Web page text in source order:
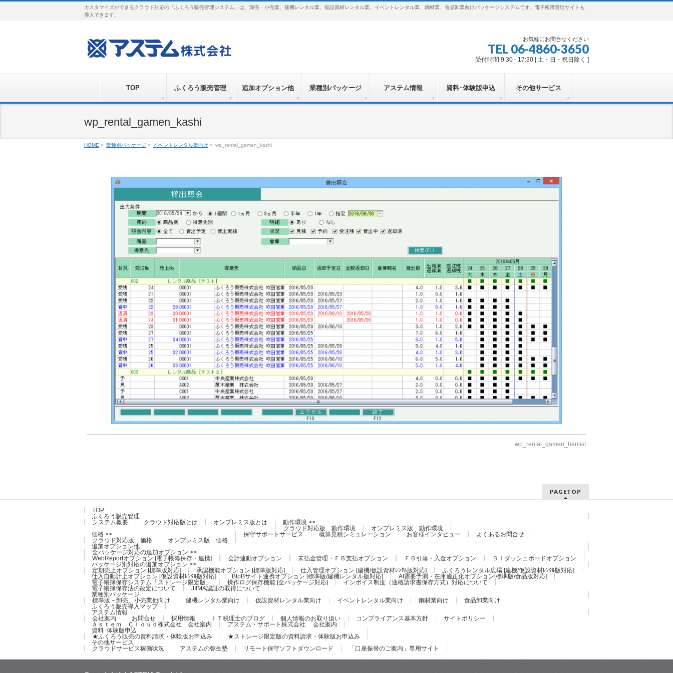
カスタマイズができるクラウド対応の「ふくろう販売管理システム」は、卸売・小売業、建機レンタル業、仮設資材レンタル業、イベントレンタル業、鋼材業、食品卸業向けパッケージシステムです。電子帳簿管理サイトも
導入できます。
お気軽にお問合せください
TEL 06-4860-3650
受付時間 9:30 - 17:30 [ 土・日・祝日除く ]
TOP ふくろう販売管理 追加オプション他 業種別パッケージ アステム情報 資料･体験版申込 その他サービス
wp_rental_gamen_kashi
HOME » 業種別パッケージ » イベントレンタル業向け » wp_rental_gamen_kashi
wp_rental_gamen_henlist
PAGETOP
TOP
ふくろう販売管理
システム概要
クラウド対応版とは オンプレミス版とは
動作環境 >>
クラウド対応版 動作環境
オンプレミス版 動作環境
価格 >>
クラウド対応版 価格
オンプレミス版 価格
保守サポートサービス 概算見積シミュレーション お客様インタビュー
よくあるお問合せ
追加オプション他
全パッケージ対応の追加オプション >>
WebReportオプション [電子帳簿保存・連携]
会計連動オプション 未払金管理・ＦＢ支払オプション ＦＢ引落・入金オプション
ＢＩダッシュボードオプション
パッケージ別対応の追加オプション >>
定期売上オプション [標準版対応]
承認機能オプション [標準版対応] 仕入管理オプション [建機/仮設資材ﾚﾝﾀﾙ版対応]
ふくろうレンタル広場 [建機/仮設資材ﾚﾝﾀﾙ版対応]
仕入自動計上オプション [仮設資材ﾚﾝﾀﾙ版対応]
BtoBサイト連携オプション [標準版/建機レンタル版対応]
AI需要予測・在庫適正化オプション[標準版/食品版対応]
電子帳簿保存システム「ストレージ限定版」
操作ログ保存機能 [全パッケージ対応]
インボイス制度（適格請求書保存方式）対応について
電子帳簿保存法の改定について
JIIMA認証の取得について
業種別パッケージ
標準版－卸売、小売業他向け
建機レンタル業向け 仮設資材レンタル業向け イベントレンタル業向け 鋼材業向け
食品卸業向け
ふくろう販売導入マップ
アステム情報
会社案内
お問合せ 採用情報 ＩＴ税理士のブログ 個人情報のお取り扱い コンプライアンス基本方針
サイトポリシー
Ａｓｔｅｍ Ｃｌｏｕｄ株式会社 会社案内
アステム・サポート株式会社 会社案内
資料･体験版申込
★ふくろう販売の資料請求・体験版お申込み
★ストレージ限定版の資料請求・体験版お申込み
その他サービス
クラウドサービス稼働状況
アステムの弥生塾 リモート保守ソフトダウンロード 「口座振替のご案内」専用サイト